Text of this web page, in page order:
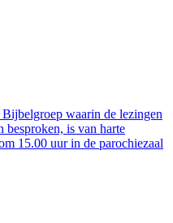
Bijbelgroep waarin de lezingen
besproken, is van harte
15.00 uur in de parochiezaal